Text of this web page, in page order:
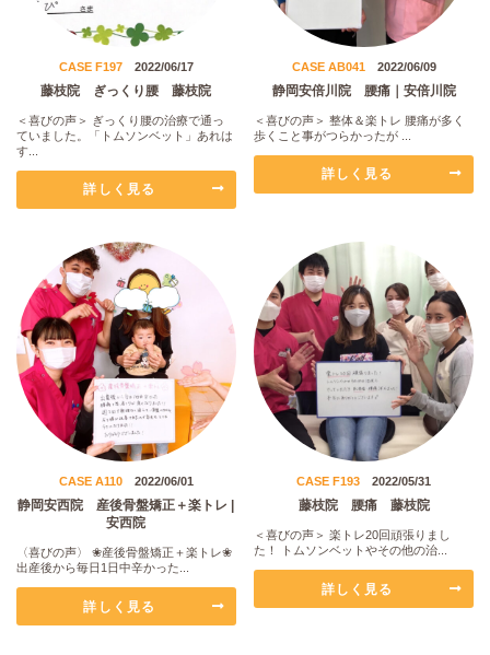
CASE F197 2022/06/17
藤枝院 ぎっくり腰 藤枝院
＜喜びの声＞ ぎっくり腰の治療で通っ
ていました。「トムソンベット」あれは
す...
詳しく見る
CASE AB041 2022/06/09
静岡安倍川院 腰痛｜安倍川院
＜喜びの声＞ 整体＆楽トレ 腰痛が多く
歩くこと事がつらかったが ...
詳しく見る
CASE A110 2022/06/01
静岡安西院 産後骨盤矯正＋楽トレ |
安西院
〈喜びの声〉 ❀産後骨盤矯正＋楽トレ❀
出産後から毎日1日中辛かった...
詳しく見る
CASE F193 2022/05/31
藤枝院 腰痛 藤枝院
＜喜びの声＞ 楽トレ20回頑張りまし
た！ トムソンベットやその他の治...
詳しく見る